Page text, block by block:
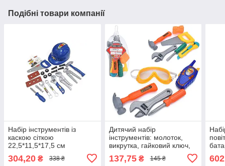
Подібні товари компанії
Набір інструментів із
каскою сіткою
22,5*11,5*17,5 см
304,20 ₴ 338 ₴
Дитячий набір
інструментів: молоток,
викрутка, гайковий ключ,
аксесуари (2 різновиди), у
сітці, 23-8-8 см
137,75₴ 145 ₴